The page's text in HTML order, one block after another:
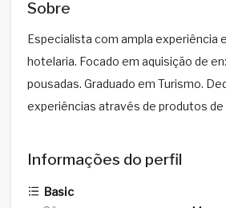
Sobre
Especialista com ampla experiência
hotelaria. Focado em aquisição de
pousadas. Graduado em Turismo.
experiências através de produtos de
Informações do perfil
Basic